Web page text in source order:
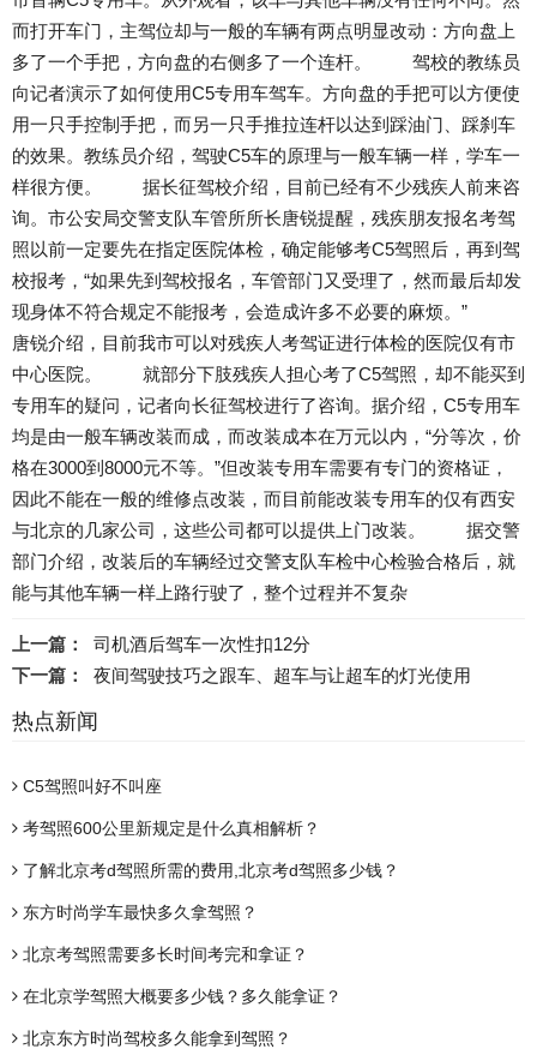
而打开车门，主驾位却与一般的车辆有两点明显改动：方向盘上
多了一个手把，方向盘的右侧多了一个连杆。 驾校的教练员
向记者演示了如何使用C5专用车驾车。方向盘的手把可以方便使
用一只手控制手把，而另一只手推拉连杆以达到踩油门、踩刹车
的效果。教练员介绍，驾驶C5车的原理与一般车辆一样，学车一
样很方便。 据长征驾校介绍，目前已经有不少残疾人前来咨
询。市公安局交警支队车管所所长唐锐提醒，残疾朋友报名考驾
照以前一定要先在指定医院体检，确定能够考C5驾照后，再到驾
校报考，“如果先到驾校报名，车管部门又受理了，然而最后却发
现身体不符合规定不能报考，会造成许多不必要的麻烦。”
唐锐介绍，目前我市可以对残疾人考驾证进行体检的医院仅有市
中心医院。 就部分下肢残疾人担心考了C5驾照，却不能买到
专用车的疑问，记者向长征驾校进行了咨询。据介绍，C5专用车
均是由一般车辆改装而成，而改装成本在万元以内，“分等次，价
格在3000到8000元不等。”但改装专用车需要有专门的资格证，
因此不能在一般的维修点改装，而目前能改装专用车的仅有西安
与北京的几家公司，这些公司都可以提供上门改装。 据交警
部门介绍，改装后的车辆经过交警支队车检中心检验合格后，就
能与其他车辆一样上路行驶了，整个过程并不复杂
上一篇：
司机酒后驾车一次性扣12分
下一篇：
夜间驾驶技巧之跟车、超车与让超车的灯光使用
热点新闻
C5驾照叫好不叫座
考驾照600公里新规定是什么真相解析？
​了解北京考d驾照所需的费用,北京考d驾照多少钱？
东方时尚学车最快多久拿驾照？
北京考驾照需要多长时间考完和拿证？
在北京学驾照大概要多少钱？多久能拿证？
北京东方时尚驾校多久能拿到驾照？